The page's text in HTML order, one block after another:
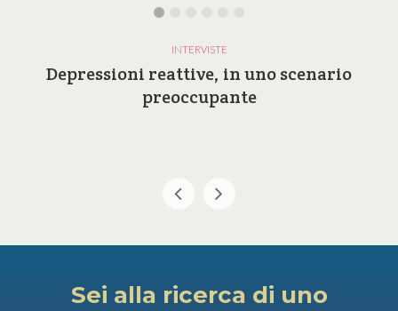
INTERVISTE
Depressioni reattive, in uno scenario
preoccupante
Sei alla ricerca di uno